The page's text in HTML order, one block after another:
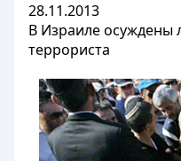
28.11.2013
В Израиле осуждены
террориста